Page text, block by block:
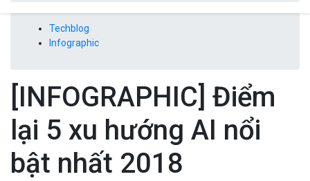
Techblog
Infographic
[INFOGRAPHIC] Điểm
lại 5 xu hướng AI nổi
bật nhất 2018